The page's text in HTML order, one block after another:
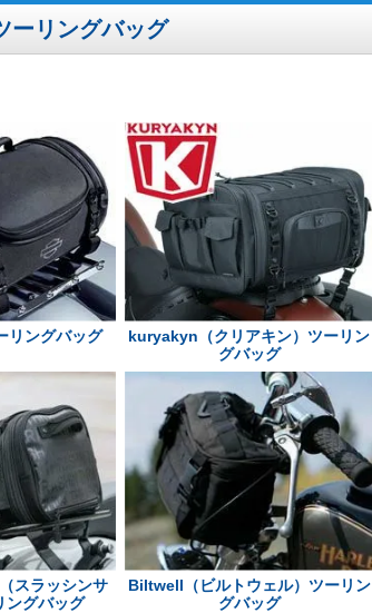
ーリングバッグ
リングバッグ
kuryakyn（クリアキン）ツーリン
グバッグ
スラッシンサ
ングバッグ
Biltwell（ビルトウェル）ツーリン
グバッグ